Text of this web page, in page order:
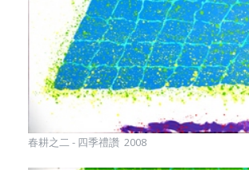
春耕之二 - 四季禮讚 2008